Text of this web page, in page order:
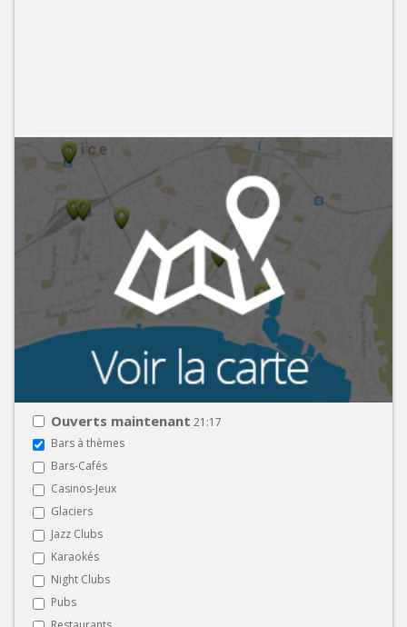
Ouverts maintenant 21:17
Bars à thèmes
Bars-Cafés
Casinos-Jeux
Glaciers
Jazz Clubs
Karaokés
Night Clubs
Pubs